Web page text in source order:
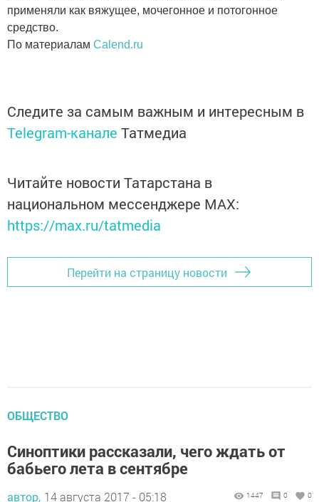
применяли как вяжущее, мочегонное и потогонное
средство.
По материалам Calend.ru
Следите за самым важным и интересным в
Telegram-канале Татмедиа
Читайте новости Татарстана в
национальном мессенджере MАХ:
https://max.ru/tatmedia
Перейти на страницу новости
ОБЩЕСТВО
Синоптики рассказали, чего ждать от
бабьего лета в сентябре
автор, 14 августа 2017 - 05:18 1447 0 0